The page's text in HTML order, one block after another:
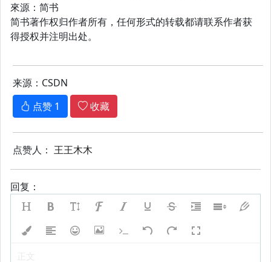
來源：简书
简书著作权归作者所有，任何形式的转载都请联系作者获
得授权并注明出处。
来源：CSDN
点赞 1 收藏
点赞人： 王王木木
回复：